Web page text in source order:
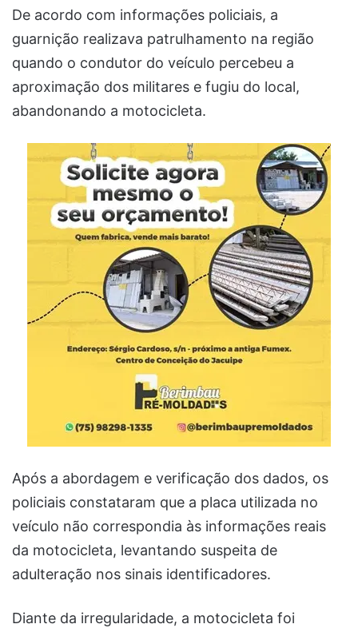
De acordo com informações policiais, a
guarnição realizava patrulhamento na região
quando o condutor do veículo percebeu a
aproximação dos militares e fugiu do local,
abandonando a motocicleta.
Após a abordagem e verificação dos dados, os
policiais constataram que a placa utilizada no
veículo não correspondia às informações reais
da motocicleta, levantando suspeita de
adulteração nos sinais identificadores.
Diante da irregularidade, a motocicleta foi